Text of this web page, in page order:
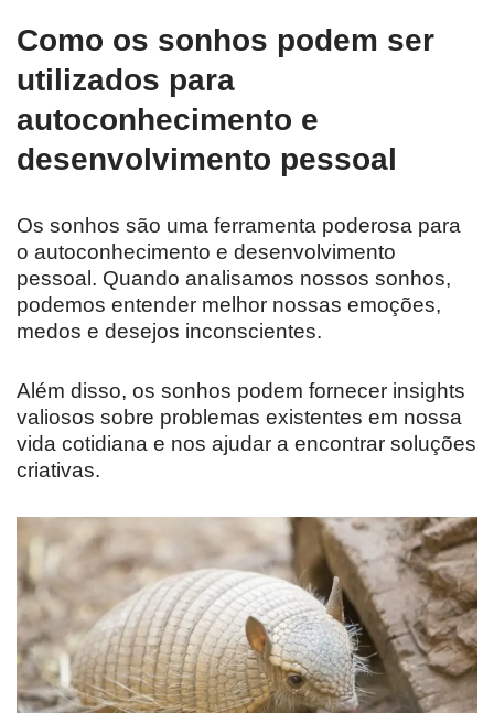
Como os sonhos podem ser
utilizados para
autoconhecimento e
desenvolvimento pessoal
Os sonhos são uma ferramenta poderosa para
o autoconhecimento e desenvolvimento
pessoal. Quando analisamos nossos sonhos,
podemos entender melhor nossas emoções,
medos e desejos inconscientes.
Além disso, os sonhos podem fornecer insights
valiosos sobre problemas existentes em nossa
vida cotidiana e nos ajudar a encontrar soluções
criativas.